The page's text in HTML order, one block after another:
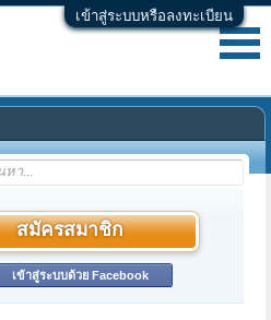
เข้าสู่ระบบหรือลงทะเบียน
สมัครสมาชิก
เข้าสู่ระบบด้วย Facebook